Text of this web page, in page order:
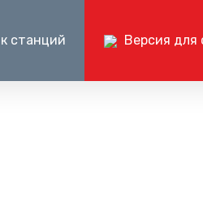
станций Версия для